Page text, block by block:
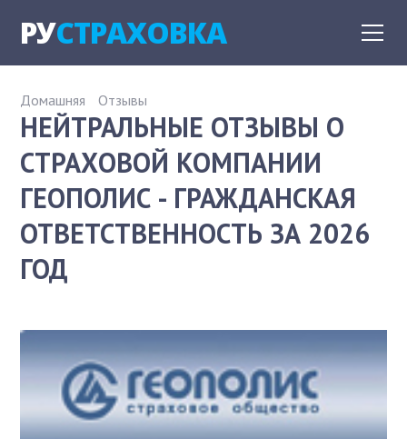
РУСТРАХОВКА
Домашняя Отзывы
НЕЙТРАЛЬНЫЕ ОТЗЫВЫ О
СТРАХОВОЙ КОМПАНИИ
ГЕОПОЛИС - ГРАЖДАНСКАЯ
ОТВЕТСТВЕННОСТЬ ЗА 2026
ГОД